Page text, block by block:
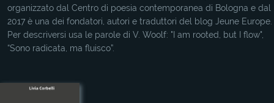
organizzato dal Centro di poesia contemporanea di Bologna e dal
2017 è una dei fondatori, autori e traduttori del blog Jeune Europe.
Per descriversi usa le parole di V. Woolf: "I am rooted, but I flow",
“Sono radicata, ma fluisco”.